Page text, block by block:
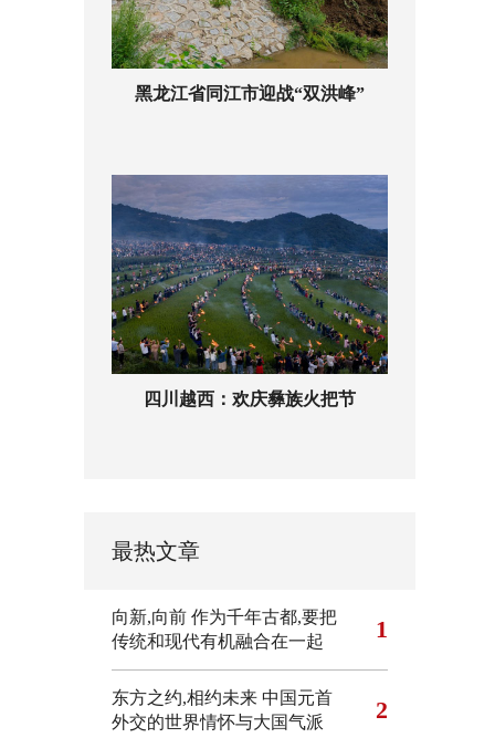
黑龙江省同江市迎战“双洪峰”
四川越西：欢庆彝族火把节
最热文章
向新,向前 作为千年古都,要把
传统和现代有机融合在一起
1
东方之约,相约未来 中国元首
外交的世界情怀与大国气派
2